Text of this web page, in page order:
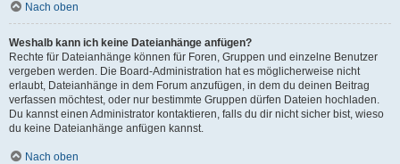
Nach oben
Weshalb kann ich keine Dateianhänge anfügen?
Rechte für Dateianhänge können für Foren, Gruppen und einzelne Benutzer
vergeben werden. Die Board-Administration hat es möglicherweise nicht
erlaubt, Dateianhänge in dem Forum anzufügen, in dem du deinen Beitrag
verfassen möchtest, oder nur bestimmte Gruppen dürfen Dateien hochladen.
Du kannst einen Administrator kontaktieren, falls du dir nicht sicher bist, wieso
du keine Dateianhänge anfügen kannst.
Nach oben